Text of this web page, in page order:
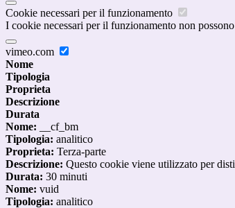
Cookie necessari per il funzionamento
I cookie necessari per il funzionamento non
vimeo.com
Nome
Tipologia
Proprieta
Descrizione
Durata
Nome: __cf_bm
Tipologia: analitico
Proprieta: Terza-parte
Descrizione: Questo cookie viene utilizzato per
Durata: 30 minuti
Nome: vuid
Tipologia: analitico